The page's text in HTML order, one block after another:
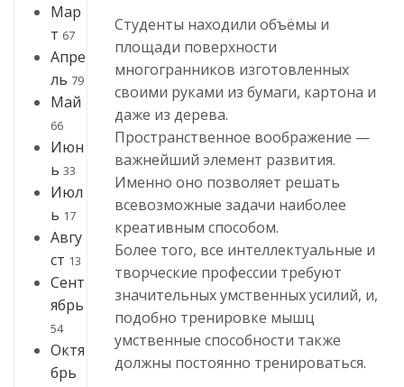
Мар
т 67
Апре
ль 79
Май
66
Июн
ь 33
Июл
ь 17
Авгу
ст 13
Сент
ябрь
54
Октя
брь
Студенты находили объёмы и
площади поверхности
многогранников изготовленных
своими руками из бумаги, картона и
даже из дерева.
Пространственное воображение —
важнейший элемент развития.
Именно оно позволяет решать
всевозможные задачи наиболее
креативным способом.
Более того, все интеллектуальные и
творческие профессии требуют
значительных умственных усилий, и,
подобно тренировке мышц
умственные способности также
должны постоянно тренироваться.